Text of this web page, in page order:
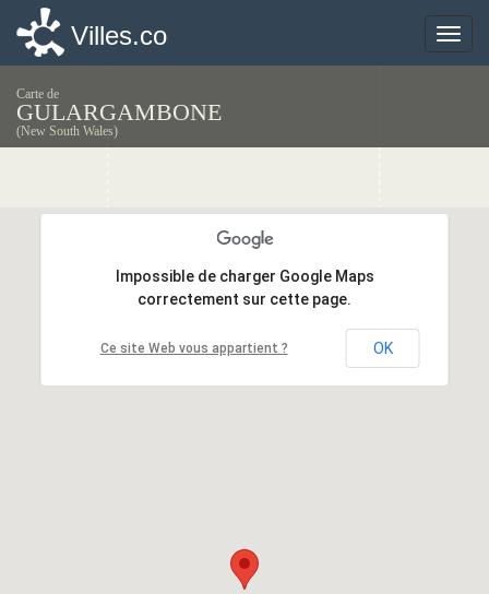
Toggle
Villes.co
Carte de
GULARGAMBONE
(New South Wales)
Impossible de charger Google Maps
correctement sur cette page.
Ce site Web vous appartient ? OK
Impossible de charger Google Maps
correctement sur cette page.
Ce site Web vous appartient ? OK
Toggle
Villes.co